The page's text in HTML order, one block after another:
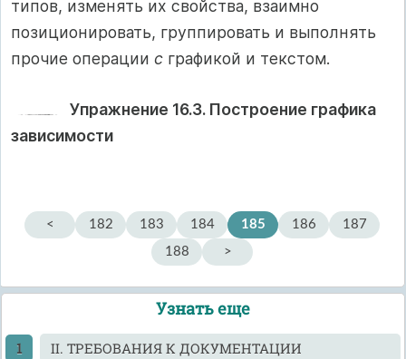
типов, изменять их свойства, взаимно
позиционировать, группировать и выполнять
прочие операции с графикой и текстом.
Упражнение 16.3. Построение графика
зависимости
< 182 183 184 185 186
187
188
>
Узнать еще
II. ТРЕБОВАНИЯ К ДОКУМЕНТАЦИИ